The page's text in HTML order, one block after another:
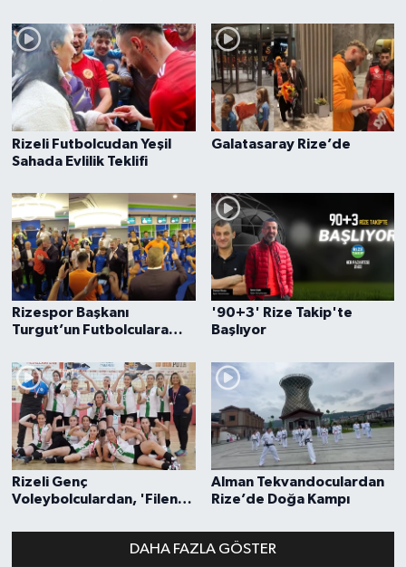
Rizeli Futbolcudan Yeşil
Sahada Evlilik Teklifi
Galatasaray Rize’de
Rizespor Başkanı
Turgut’un Futbolculara
'90+3' Rize Takip'te
Başlıyor
Rizeli Genç
Voleybolculardan, 'Filenin
Alman Tekvandoculardan
Rize’de Doğa Kampı
DAHA FAZLA GÖSTER